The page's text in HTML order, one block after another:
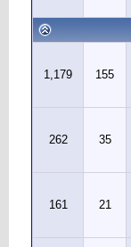
155
1,179
35
262
21
161